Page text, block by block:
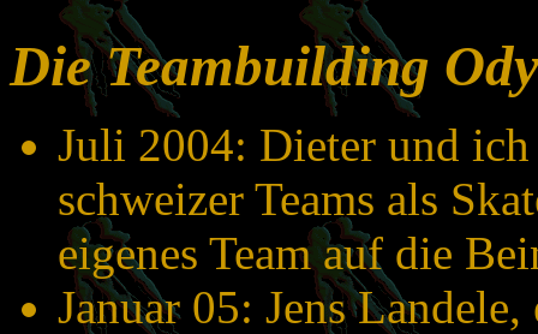
Die Teambuilding
Juli 2004: Dieter und
schweizer Teams als
eigenes Team auf die
Januar 05: Jens